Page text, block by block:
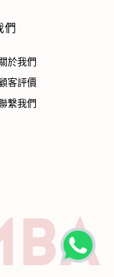
們
關於我們
客評價
繫我們